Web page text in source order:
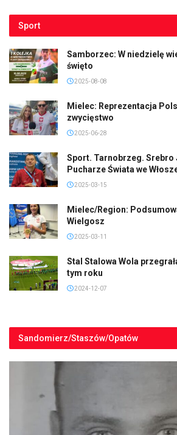
Sport
Samborzec: W niedzielę
święto
2025-08-08
Mielec: Reprezentacja
zwycięstwo
2025-06-28
Sport. Tarnobrzeg. Srebro
Pucharze Świata we
2025-03-15
Mielec/Region:
Wielgosz
2025-03-11
Stal Stalowa Wola
tym roku
2024-12-07
Sandomierz/Staszów/Opatów